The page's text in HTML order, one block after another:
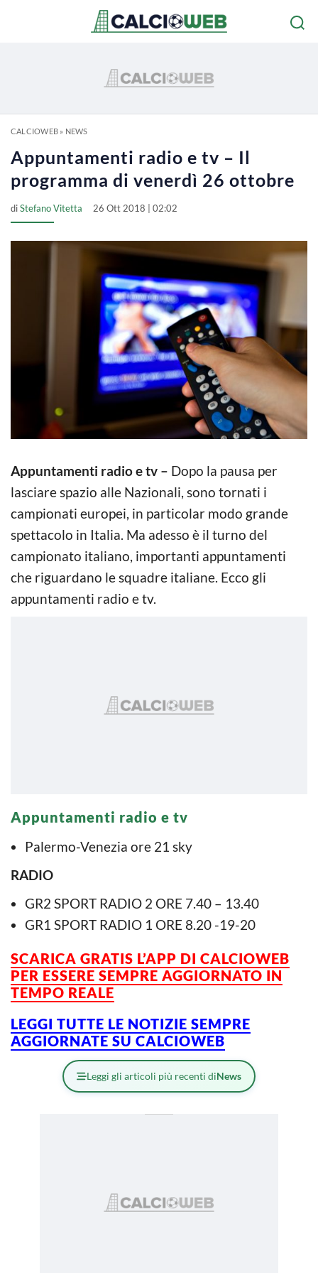
CALCIOWEB» NEWS
Appuntamenti radio e tv – Il
programma di venerdì 26 ottobre
diStefano Vitetta 26 Ott 2018 | 02:02
Appuntamenti radio e tv – Dopo la pausa per
lasciare spazio alle Nazionali, sono tornati i
campionati europei, in particolar modo grande
spettacolo in Italia. Ma adesso è il turno del
campionato italiano, importanti appuntamenti
che riguardano le squadre italiane. Ecco gli
appuntamenti radio e tv.
Appuntamenti radio e tv
Palermo-Venezia ore 21 sky
RADIO
GR2 SPORT RADIO 2 ORE 7.40 – 13.40
GR1 SPORT RADIO 1 ORE 8.20 -19-20
SCARICA GRATIS L’APP DI CALCIOWEB
PER ESSERE SEMPRE AGGIORNATO IN
TEMPO REALE
LEGGI TUTTE LE NOTIZIE SEMPRE
AGGIORNATE SU CALCIOWEB
Leggi gli articoli più recenti diNews